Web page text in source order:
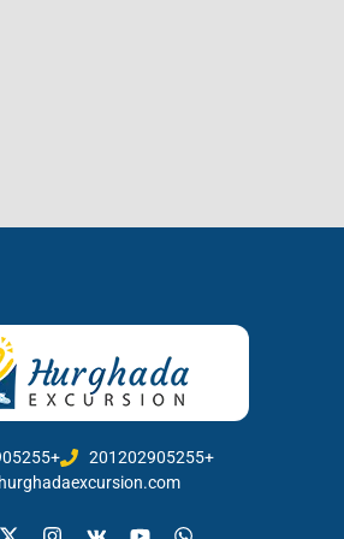
201202905255+
hurghadaexcursion.com